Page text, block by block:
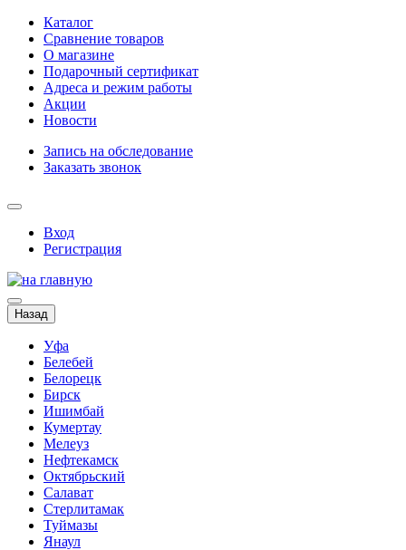
Каталог
Сравнение товаров
О магазине
Подарочный сертификат
Адреса и режим работы
Акции
Новости
Запись на обследование
Заказать звонок
Вход
Регистрация
Назад
Уфа
Белебей
Белорецк
Бирск
Ишимбай
Кумертау
Мелеуз
Нефтекамск
Октябрьский
Салават
Стерлитамак
Туймазы
Янаул